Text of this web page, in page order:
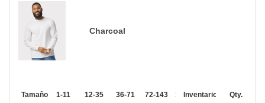
Charcoal
Tamaño 1-11 12-35 36-71 72-143 144-287 288 + Más
Inventario Qty.